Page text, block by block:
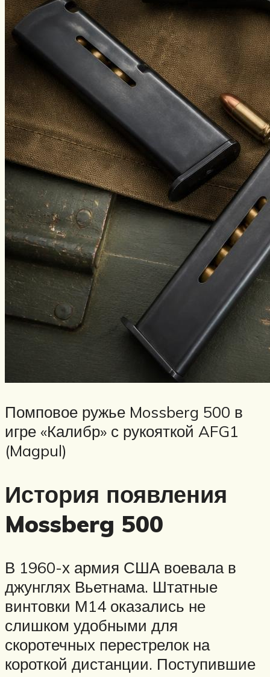
Помповое ружье Mossberg 500 в
игре «Калибр» с рукояткой AFG1
(Magpul)
История появления
Mossberg 500
В 1960-х армия США воевала в
джунглях Вьетнама. Штатные
винтовки М14 оказались не
слишком удобными для
скоротечных перестрелок на
короткой дистанции. Поступившие